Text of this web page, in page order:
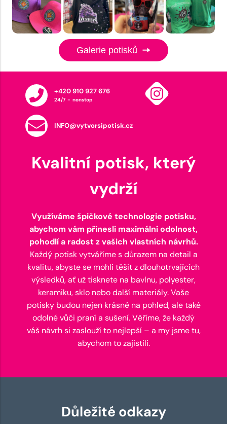
Galerie potisků
+420 910 927 676
24/7 - nonstop
INFO@vytvorsipotisk.cz
Kvalitní potisk, který
vydrží
Využíváme špičkové technologie potisku,
abychom vám přinesli maximální odolnost,
pohodlí a radost z vašich vlastních návrhů.
Každý potisk vytváříme s důrazem na detail a
kvalitu, abyste se mohli těšit z dlouhotrvajících
výsledků, ať už tisknete na bavlnu, polyester,
keramiku, sklo nebo další materiály. Vaše
potisky budou nejen krásné na pohled, ale také
odolné vůči praní a sušení. Věříme, že každý
váš návrh si zaslouží to nejlepší – a my jsme tu,
abychom to zajistili.
Důležité odkazy